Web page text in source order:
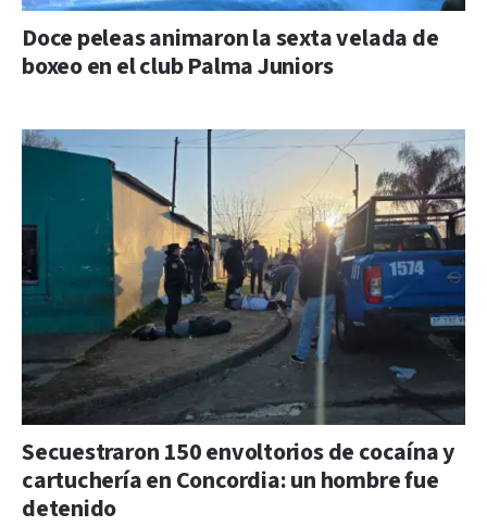
Doce peleas animaron la sexta velada de
boxeo en el club Palma Juniors
Secuestraron 150 envoltorios de cocaína y
cartuchería en Concordia: un hombre fue
detenido